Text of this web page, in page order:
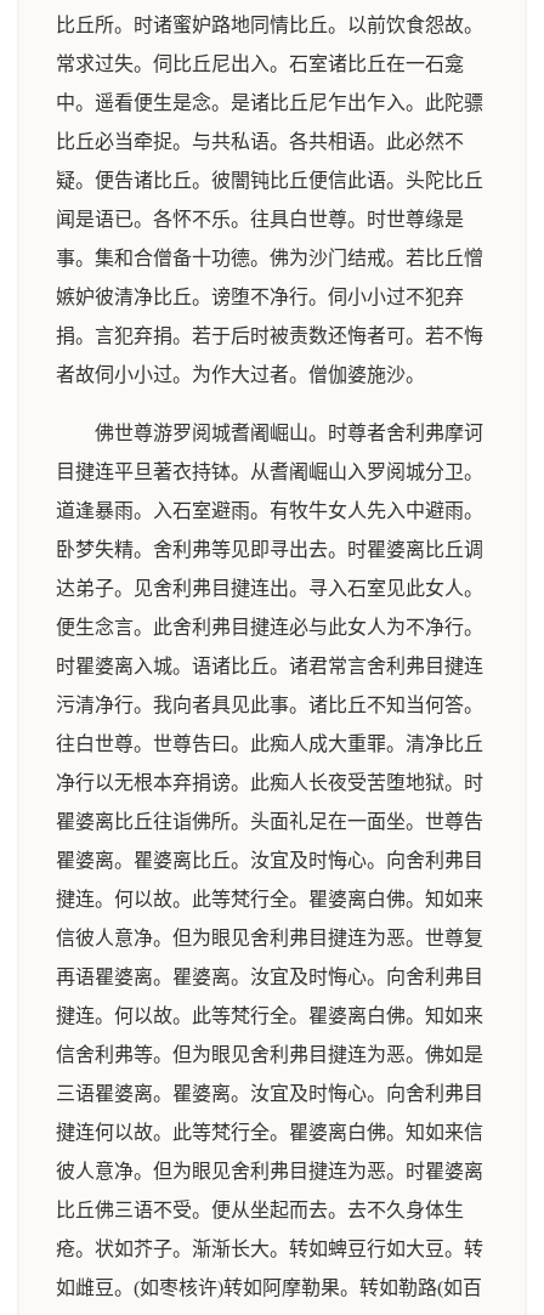
比丘所。时诸蜜妒路地同情比丘。以前饮食怨故。
常求过失。伺比丘尼出入。石室诸比丘在一石龛
中。遥看便生是念。是诸比丘尼乍出乍入。此陀骠
比丘必当牵捉。与共私语。各共相语。此必然不
疑。便告诸比丘。彼闇钝比丘便信此语。头陀比丘
闻是语已。各怀不乐。往具白世尊。时世尊缘是
事。集和合僧备十功德。佛为沙门结戒。若比丘憎
嫉妒彼清净比丘。谤堕不净行。伺小小过不犯弃
捐。言犯弃捐。若于后时被责数还悔者可。若不悔
者故伺小小过。为作大过者。僧伽婆施沙。
佛世尊游罗阅城耆阇崛山。时尊者舍利弗摩诃
目揵连平旦著衣持钵。从耆阇崛山入罗阅城分卫。
道逢暴雨。入石室避雨。有牧牛女人先入中避雨。
卧梦失精。舍利弗等见即寻出去。时瞿婆离比丘调
达弟子。见舍利弗目揵连出。寻入石室见此女人。
便生念言。此舍利弗目揵连必与此女人为不净行。
时瞿婆离入城。语诸比丘。诸君常言舍利弗目揵连
污清净行。我向者具见此事。诸比丘不知当何答。
往白世尊。世尊告曰。此痴人成大重罪。清净比丘
净行以无根本弃捐谤。此痴人长夜受苦堕地狱。时
瞿婆离比丘往诣佛所。头面礼足在一面坐。世尊告
瞿婆离。瞿婆离比丘。汝宜及时悔心。向舍利弗目
揵连。何以故。此等梵行全。瞿婆离白佛。知如来
信彼人意净。但为眼见舍利弗目揵连为恶。世尊复
再语瞿婆离。瞿婆离。汝宜及时悔心。向舍利弗目
揵连。何以故。此等梵行全。瞿婆离白佛。知如来
信舍利弗等。但为眼见舍利弗目揵连为恶。佛如是
三语瞿婆离。瞿婆离。汝宜及时悔心。向舍利弗目
揵连何以故。此等梵行全。瞿婆离白佛。知如来信
彼人意净。但为眼见舍利弗目揵连为恶。时瞿婆离
比丘佛三语不受。便从坐起而去。去不久身体生
疮。状如芥子。渐渐长大。转如蜱豆行如大豆。转
如雌豆。(如枣核许)转如阿摩勒果。转如勒路(如百